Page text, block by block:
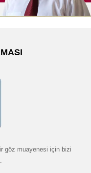
göz muayenesi için bizi